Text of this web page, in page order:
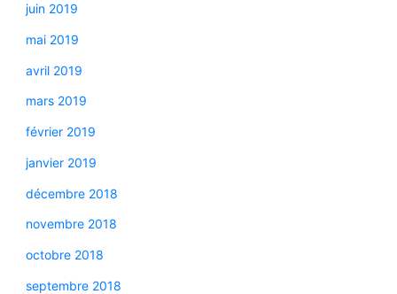
juin 2019
mai 2019
avril 2019
mars 2019
février 2019
janvier 2019
décembre 2018
novembre 2018
octobre 2018
septembre 2018